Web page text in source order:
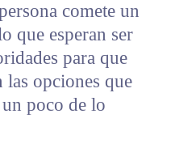
comete un
que esperan ser
para que
las opciones que
poco de lo